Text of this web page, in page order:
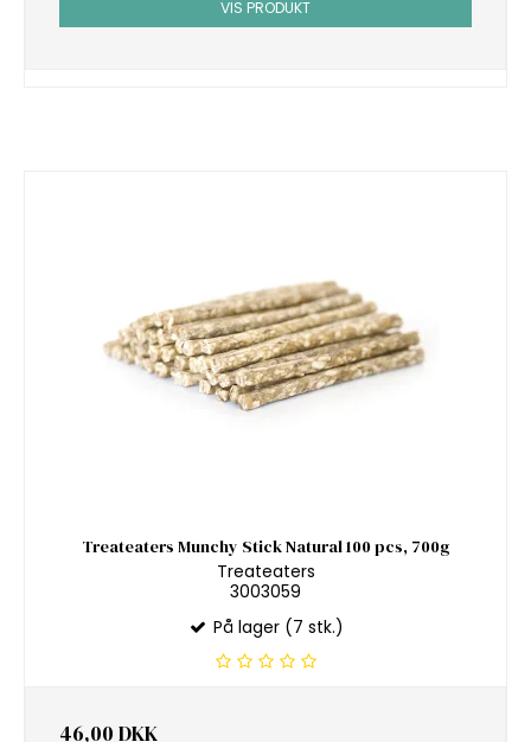
VIS PRODUKT
Treateaters Munchy Stick Natural 100 pcs, 700g
Treateaters
3003059
På lager (7 stk.)
46,00 DKK